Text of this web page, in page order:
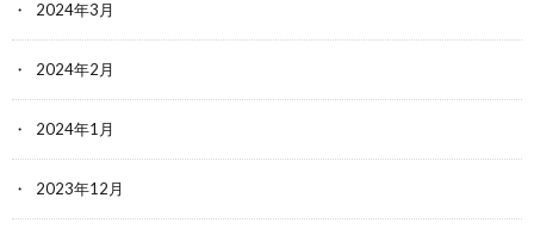
2024年3月
2024年2月
2024年1月
2023年12月